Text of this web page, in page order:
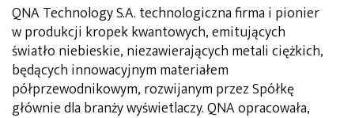
QNA Technology S.A. technologiczna firma i pionier
w produkcji kropek kwantowych, emitujących
światło niebieskie, niezawierających metali ciężkich,
będących innowacyjnym materiałem
półprzewodnikowym, rozwijanym przez Spółkę
głównie dla branży wyświetlaczy. QNA opracowała,